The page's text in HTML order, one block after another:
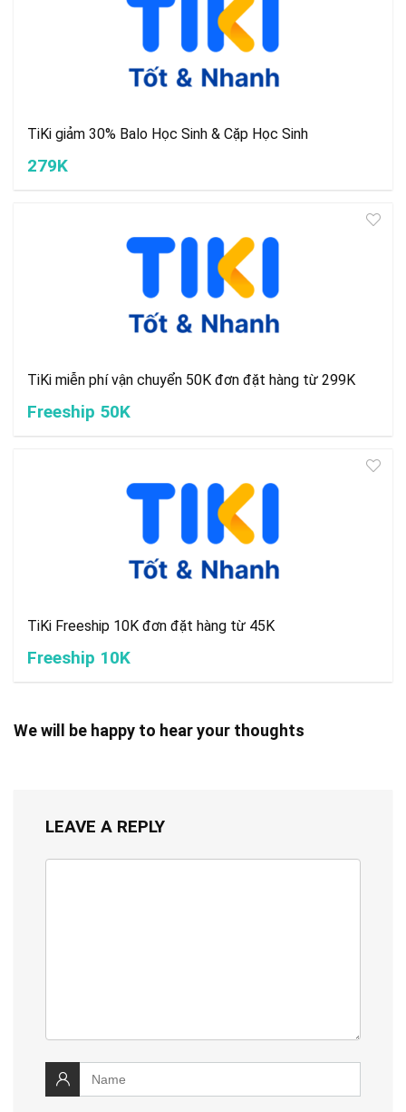
TiKi giảm 30% Balo Học Sinh & Cặp Học Sinh
279K
TiKi miễn phí vận chuyển 50K đơn đặt hàng từ 299K
Freeship 50K
TiKi Freeship 10K đơn đặt hàng từ 45K
Freeship 10K
We will be happy to hear your thoughts
LEAVE A REPLY